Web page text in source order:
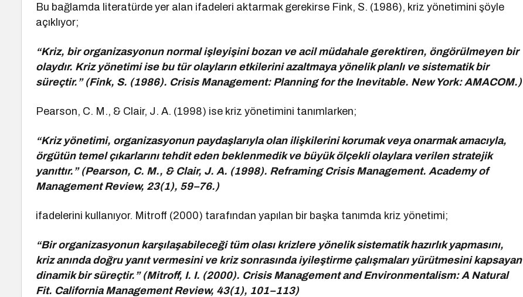
Bu bağlamda literatürde yer alan ifadeleri aktarmak gerekirse Fink, S. (1986), kriz yönetimini şöyle
açıklıyor;
“Kriz, bir organizasyonun normal işleyişini bozan ve acil müdahale gerektiren, öngörülmeyen bir
olaydır. Kriz yönetimi ise bu tür olayların etkilerini azaltmaya yönelik planlı ve sistematik bir
süreçtir.” (Fink, S. (1986). Crisis Management: Planning for the Inevitable. New York: AMACOM.)
Pearson, C. M., & Clair, J. A. (1998) ise kriz yönetimini tanımlarken;
“Kriz yönetimi, organizasyonun paydaşlarıyla olan ilişkilerini korumak veya onarmak amacıyla,
örgütün temel çıkarlarını tehdit eden beklenmedik ve büyük ölçekli olaylara verilen stratejik
yanıttır.” (Pearson, C. M., & Clair, J. A. (1998). Reframing Crisis Management. Academy of
Management Review, 23(1), 59–76.)
ifadelerini kullanıyor. Mitroff (2000) tarafından yapılan bir başka tanımda kriz yönetimi;
“Bir organizasyonun karşılaşabileceği tüm olası krizlere yönelik sistematik hazırlık yapmasını,
kriz anında doğru yanıt vermesini ve kriz sonrasında iyileştirme çalışmaları yürütmesini kapsayan
dinamik bir süreçtir.” (Mitroff, I. I. (2000). Crisis Management and Environmentalism: A Natural
Fit. California Management Review, 43(1), 101–113)